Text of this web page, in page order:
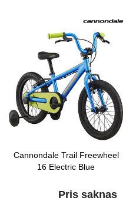
Cannondale Trail Freewheel
16 Electric Blue
Pris saknas